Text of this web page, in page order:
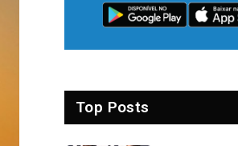
Top Posts